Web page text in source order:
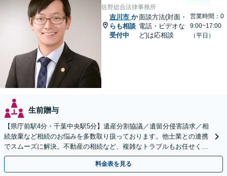
佐野総合法律事務所
吉川市 か
らも相談
受付中
面談方法(対面・
電話・ビデオな
ど)は応相談
営業時間：0
9:00~17:00
（平日）
生前贈与
【県庁前駅4分・千葉中央駅5分】遺産分割協議／遺留分侵害請求／相
続放棄など相続のお悩みを多数取り扱っております。他士業との連携
でスムーズに解決。不動産の相続など、複雑なトラブルもお任せくだ
さい。【初回面談相談30分無料】
料金表を見る